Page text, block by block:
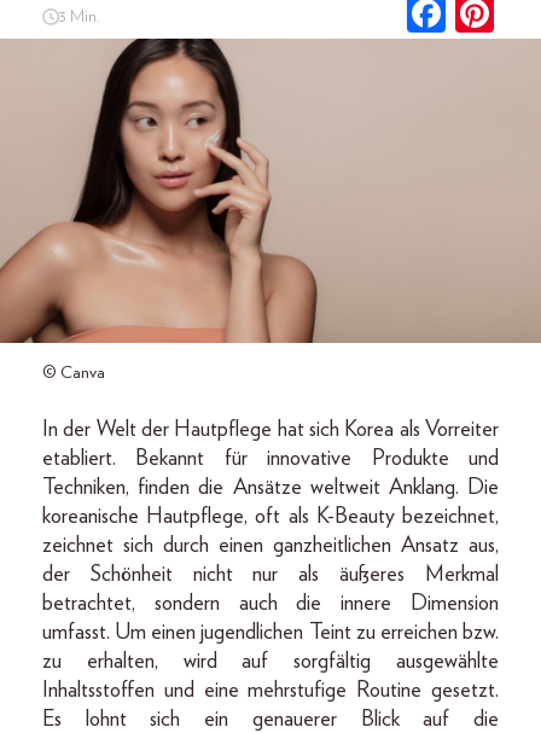
3 Min.
© Canva
In der Welt der Hautpflege hat sich Korea als Vorreiter
etabliert. Bekannt für innovative Produkte und
Techniken, finden die Ansätze weltweit Anklang. Die
koreanische Hautpflege, oft als K-Beauty bezeichnet,
zeichnet sich durch einen ganzheitlichen Ansatz aus,
der Schönheit nicht nur als äußeres Merkmal
betrachtet, sondern auch die innere Dimension
umfasst. Um einen jugendlichen Teint zu erreichen bzw.
zu erhalten, wird auf sorgfältig ausgewählte
Inhaltsstoffen und eine mehrstufige Routine gesetzt.
Es lohnt sich ein genauerer Blick auf die